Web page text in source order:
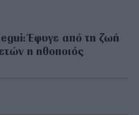
Έφυγε από τη ζωή
η ηθοποιός